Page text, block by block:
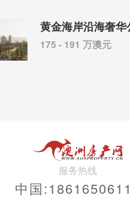
黄金海岸沿海奢
175 - 191 万澳元
服务热线
中国